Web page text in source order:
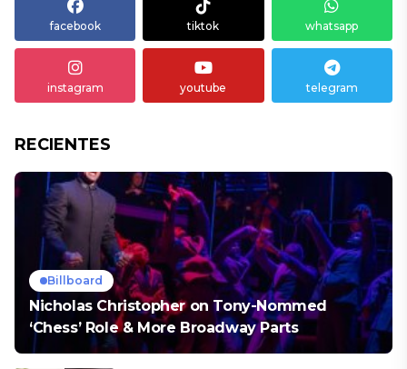
facebook tiktok whatsapp
instagram youtube telegram
RECIENTES
Billboard
Nicholas Christopher on Tony-Nommed
‘Chess’ Role & More Broadway Parts